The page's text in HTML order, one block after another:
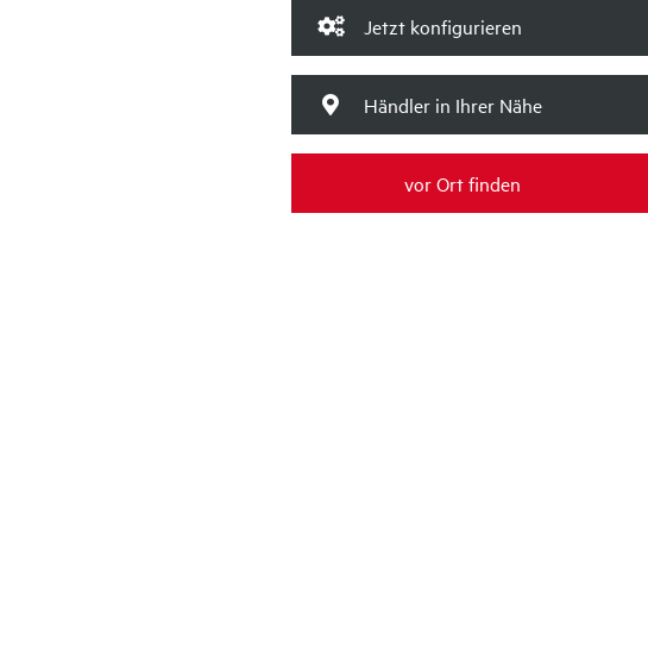
Jetzt konfigurieren
Händler in Ihrer Nähe
vor Ort finden